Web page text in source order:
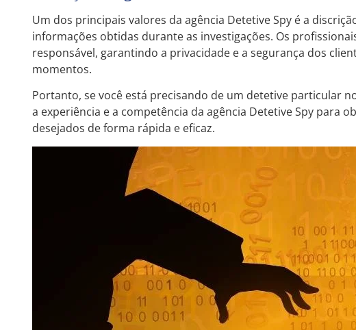
Um dos principais valores da agência Detetive Spy é a
informações obtidas durante as investigações. Os
responsável, garantindo a privacidade e a segurança dos
momentos.
Portanto, se você está precisando de um detetive particular
a experiência e a competência da agência Detetive Spy para
desejados de forma rápida e eficaz.